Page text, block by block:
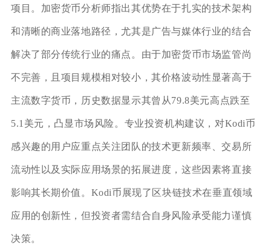
项目。加密货币分析师指出其优势在于扎实的技术架构
和清晰的商业落地路径，尤其是广告与媒体行业的结合
解决了部分传统行业的痛点。由于加密货币市场监管尚
不完善，且项目规模相对较小，其价格波动性显著高于
主流数字货币，历史数据显示其曾从79.8美元高点跌至
5.1美元，凸显市场风险。专业投资机构建议，对Kodi币
感兴趣的用户应重点关注团队的技术更新频率、交易所
流动性以及实际应用场景的拓展进度，这些因素将直接
影响其长期价值。Kodi币展现了区块链技术在垂直领域
应用的创新性，但投资者需结合自身风险承受能力谨慎
决策。